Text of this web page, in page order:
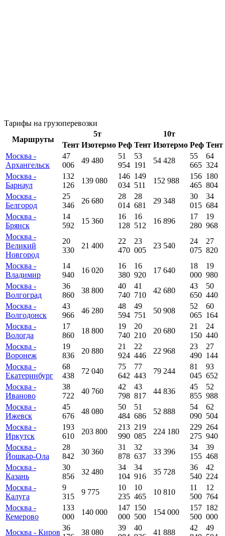
Тарифы на грузоперевозки
Маршруты
5т
10т
Тент Изотермо Реф Тент Изотермо Реф Тент
Москва -
Архангельск
47
006
49 480
51
954
53
191
54 428
55
665
64
324
Москва -
Барнаул
132
126
139 080
146
034
149
511
152 988
156
465
180
804
Москва -
Белгород
25
346
26 680
28
014
28
681
29 348
30
015
34
684
Москва -
Брянск
14
592
15 360
16
128
16
512
16 896
17
280
19
968
Москва -
Великий
Новгород
20
330
21 400
22
470
23
005
23 540
24
075
27
820
Москва -
Владимир
14
940
16 020
16
380
16
920
17 640
18
000
19
980
Москва -
Волгоград
36
860
38 800
40
740
41
710
42 680
43
650
50
440
Москва -
Волгодонск
43
966
46 280
48
594
49
751
50 908
52
065
60
164
Москва -
Вологда
17
860
18 800
19
740
20
210
20 680
21
150
24
440
Москва -
Воронеж
19
836
20 880
21
924
22
446
22 968
23
490
27
144
Москва -
Екатеринбург
68
438
72 040
75
642
77
443
79 244
81
045
93
652
Москва -
Иваново
38
722
40 760
42
798
43
817
44 836
45
855
52
988
Москва -
Ижевск
45
676
48 080
50
484
51
686
52 888
54
090
62
504
Москва -
Иркутск
193
610
203 800
213
990
219
085
224 180
229
275
264
940
Москва -
Йошкар-Ола
28
842
30 360
31
878
32
637
33 396
34
155
39
468
Москва -
Казань
30
856
32 480
34
104
34
916
35 728
36
540
42
224
Москва -
Калуга
9
315
9 775
10
235
10
465
10 810
11
500
12
764
Москва -
Кемерово
133
000
140 000
147
000
150
500
154 000
157
500
182
000
Москва - Киров
36
38 080
39
40
41 888
42
49